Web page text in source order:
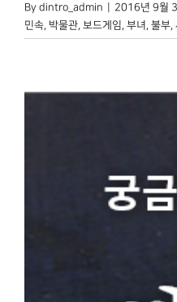
By dintro_admin 2016년 9월
민속, 박물관, 보드게임, 부녀 , 불부,